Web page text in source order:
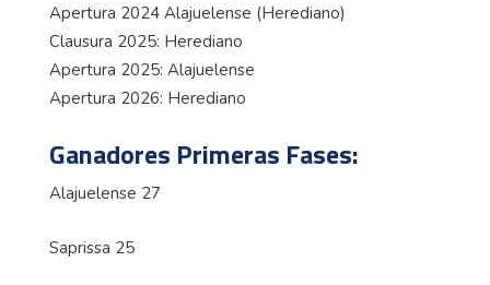
Apertura 2024 Alajuelense (Herediano)
Clausura 2025: Herediano
Apertura 2025: Alajuelense
Apertura 2026: Herediano
Ganadores Primeras Fases:
Alajuelense 27
Saprissa 25